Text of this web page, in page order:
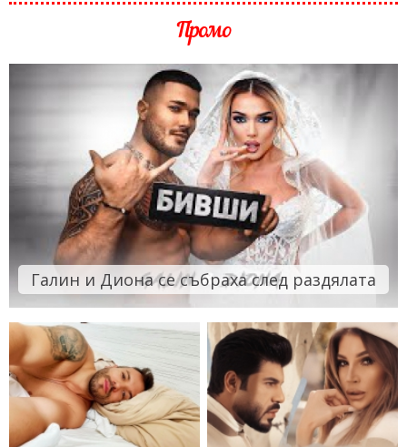
Промо
Галин и Диона се събраха след раздялата